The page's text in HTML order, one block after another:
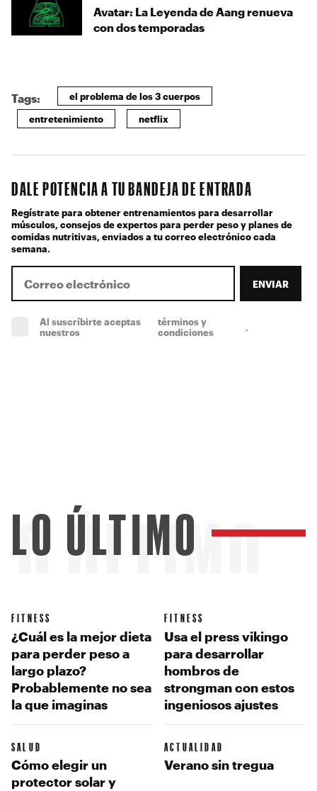
Avatar: La Leyenda de Aang renueva
con dos temporadas
Tags: el problema de los 3 cuerpos
entretenimiento netflix
DALE POTENCIA A TU BANDEJA DE ENTRADA
Regístrate para obtener entrenamientos para desarrollar
músculos, consejos de expertos para perder peso y planes de
comidas nutritivas, enviados a tu correo electrónico cada
semana.
ENVIAR
Al suscríbirte aceptas
nuestros
términos y
condiciones
ÚLTIMO
LO ÚLTIMO
FITNESS
¿Cuál es la mejor dieta
para perder peso a
largo plazo?
Probablemente no sea
la que imaginas
FITNESS
Usa el press vikingo
para desarrollar
hombros de
strongman con estos
ingeniosos ajustes
SALUD
Cómo elegir un
protector solar y
ACTUALIDAD
Verano sin tregua